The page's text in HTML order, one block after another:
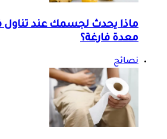
ماذا يحدث لجسمك عند تناول
معدة فارغة؟
نصائح